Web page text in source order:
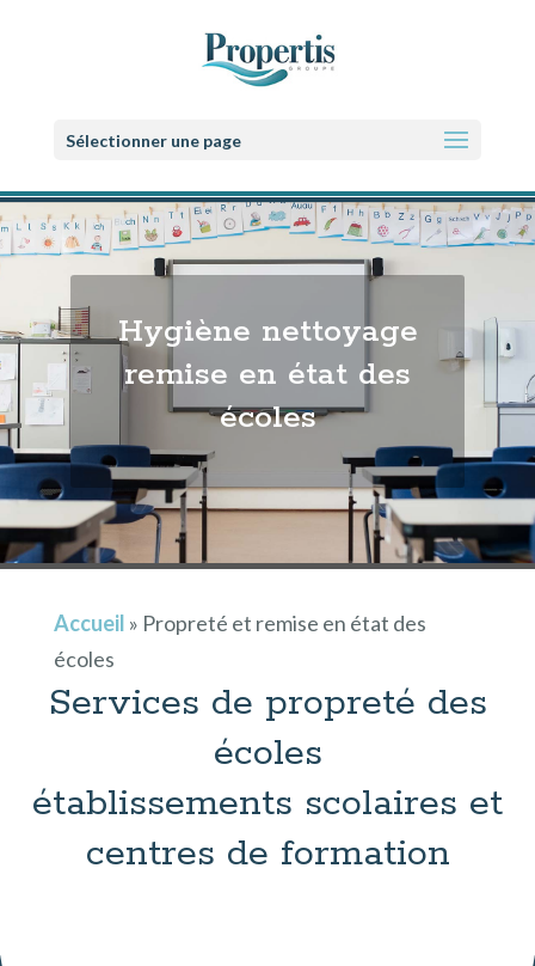
Sélectionner une page
Hygiène nettoyage
remise en état des
écoles
Accueil » Propreté et remise en état des
écoles
Services de propreté des
écoles
établissements scolaires et
centres de formation